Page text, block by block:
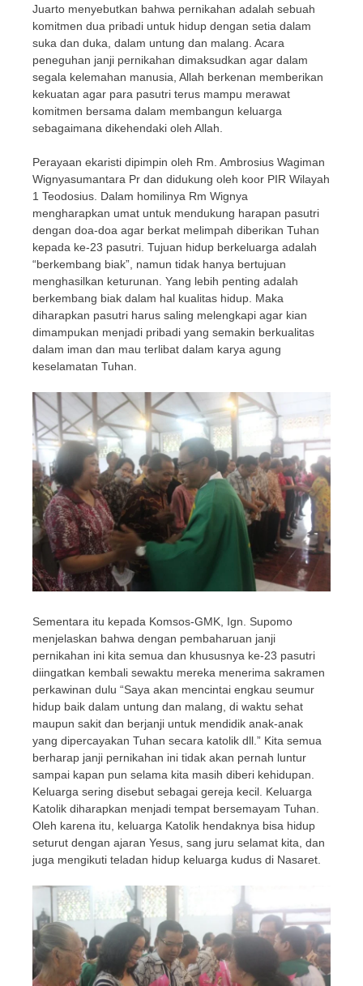
Juarto menyebutkan bahwa pernikahan adalah sebuah
komitmen dua pribadi untuk hidup dengan setia dalam
suka dan duka, dalam untung dan malang. Acara
peneguhan janji pernikahan dimaksudkan agar dalam
segala kelemahan manusia, Allah berkenan memberikan
kekuatan agar para pasutri terus mampu merawat
komitmen bersama dalam membangun keluarga
sebagaimana dikehendaki oleh Allah.
Perayaan ekaristi dipimpin oleh Rm. Ambrosius Wagiman
Wignyasumantara Pr dan didukung oleh koor PIR Wilayah
1 Teodosius. Dalam homilinya Rm Wignya
mengharapkan umat untuk mendukung harapan pasutri
dengan doa-doa agar berkat melimpah diberikan Tuhan
kepada ke-23 pasutri. Tujuan hidup berkeluarga adalah
“berkembang biak”, namun tidak hanya bertujuan
menghasilkan keturunan. Yang lebih penting adalah
berkembang biak dalam hal kualitas hidup. Maka
diharapkan pasutri harus saling melengkapi agar kian
dimampukan menjadi pribadi yang semakin berkualitas
dalam iman dan mau terlibat dalam karya agung
keselamatan Tuhan.
Sementara itu kepada Komsos-GMK, Ign. Supomo
menjelaskan bahwa dengan pembaharuan janji
pernikahan ini kita semua dan khususnya ke-23 pasutri
diingatkan kembali sewaktu mereka menerima sakramen
perkawinan dulu “Saya akan mencintai engkau seumur
hidup baik dalam untung dan malang, di waktu sehat
maupun sakit dan berjanji untuk mendidik anak-anak
yang dipercayakan Tuhan secara katolik dll.” Kita semua
berharap janji pernikahan ini tidak akan pernah luntur
sampai kapan pun selama kita masih diberi kehidupan.
Keluarga sering disebut sebagai gereja kecil. Keluarga
Katolik diharapkan menjadi tempat bersemayam Tuhan.
Oleh karena itu, keluarga Katolik hendaknya bisa hidup
seturut dengan ajaran Yesus, sang juru selamat kita, dan
juga mengikuti teladan hidup keluarga kudus di Nasaret.